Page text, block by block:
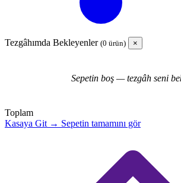
Tezgâhımda Bekleyenler (0 ürün) ×
Sepetin boş — tezgâh seni
Toplam
Kasaya Git → Sepetin tamamını gör